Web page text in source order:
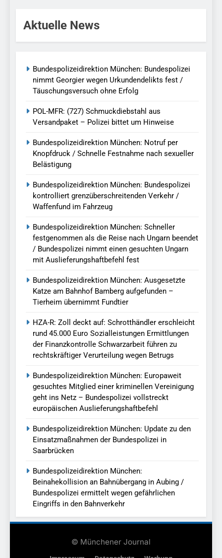
Aktuelle News
Bundespolizeidirektion München: Bundespolizei
nimmt Georgier wegen Urkundendelikts fest /
Täuschungsversuch ohne Erfolg
POL-MFR: (727) Schmuckdiebstahl aus
Versandpaket – Polizei bittet um Hinweise
Bundespolizeidirektion München: Notruf per
Knopfdruck / Schnelle Festnahme nach sexueller
Belästigung
Bundespolizeidirektion München: Bundespolizei
kontrolliert grenzüberschreitenden Verkehr /
Waffenfund im Fahrzeug
Bundespolizeidirektion München: Schneller
festgenommen als die Reise nach Ungarn beendet
/ Bundespolizei nimmt einen gesuchten Ungarn
mit Auslieferungshaftbefehl fest
Bundespolizeidirektion München: Ausgesetzte
Katze am Bahnhof Bamberg aufgefunden –
Tierheim übernimmt Fundtier
HZA-R: Zoll deckt auf: Schrotthändler erschleicht
rund 45.000 Euro Sozialleistungen Ermittlungen
der Finanzkontrolle Schwarzarbeit führen zu
rechtskräftiger Verurteilung wegen Betrugs
Bundespolizeidirektion München: Europaweit
gesuchtes Mitglied einer kriminellen Vereinigung
geht ins Netz – Bundespolizei vollstreckt
europäischen Auslieferungshaftbefehl
Bundespolizeidirektion München: Update zu den
Einsatzmaßnahmen der Bundespolizei in
Saarbrücken
Bundespolizeidirektion München:
Beinahekollision an Bahnübergang in Aubing /
Bundespolizei ermittelt wegen gefährlichen
Eingriffs in den Bahnverkehr
© Münchener Journal